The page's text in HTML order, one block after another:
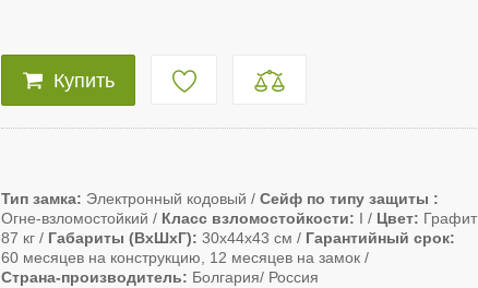
Купить
Тип замка Электронный кодовый
Сейф по типу защиты
Огне-взломостойкий
Класс взломостойкости I Цвет Графит
87 кг
Габариты (ВxШxГ) 30х44х43 см
Гарантийный срок
60 месяцев на конструкцию, 12 месяцев на замок
Страна-производитель
Болгария/ Россия